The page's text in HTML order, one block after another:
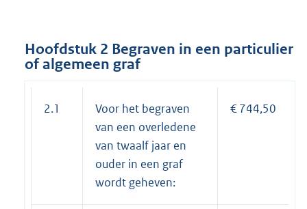
Hoofdstuk 2 Begraven in een particulier
of algemeen graf
2.1
Voor het begraven
van een overledene
van twaalf jaar en
ouder in een graf
wordt geheven:
€ 744,50